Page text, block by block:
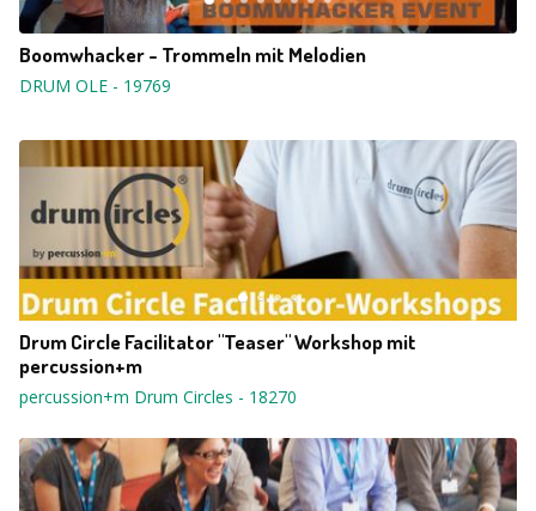
Boomwhacker - Trommeln mit Melodien
DRUM OLE - 19769
Drum Circle Facilitator "Teaser" Workshop mit
percussion+m
percussion+m Drum Circles - 18270